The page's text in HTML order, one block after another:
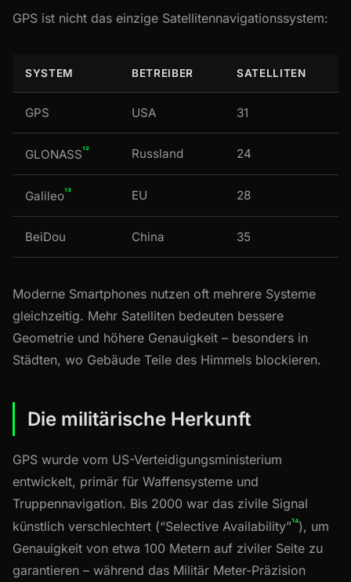
GPS ist nicht das einzige Satellitennavigationssystem:
SYSTEM BETREIBER SATELLITEN
GPS USA 31
GLONASS¹² Russland 24
Galileo¹³ EU 28
BeiDou China 35
Moderne Smartphones nutzen oft mehrere Systeme
gleichzeitig. Mehr Satelliten bedeuten bessere
Geometrie und höhere Genauigkeit – besonders in
Städten, wo Gebäude Teile des Himmels blockieren.
Die militärische Herkunft
GPS wurde vom US-Verteidigungsministerium
entwickelt, primär für Waffensysteme und
Truppennavigation. Bis 2000 war das zivile Signal
künstlich verschlechtert (“Selective Availability”¹⁴), um
Genauigkeit von etwa 100 Metern auf ziviler Seite zu
garantieren – während das Militär Meter-Präzision